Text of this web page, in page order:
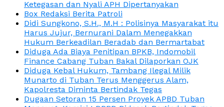
Ketegasan dan Nyali APH Dipertanyakan
Box Redaksi Berita Patroli
Didi Sungkono, S.H., M.H : Polisinya Masyarakat itu
Harus Jujur, Bernurani Dalam Menegakkan
Hukum Berkeadilan Beradab dan Bermartabat
Diduga Ada Biaya Penitipan BPKB, Indomobil
Finance Cabang Tuban Bakal Dilaporkan OJK
Diduga Kebal Hukum, Tambang Ilegal Milik
Munarto di Tuban Terus Menggerus Alam,
Kapolresta Diminta Bertindak Tegas
Dugaan Setoran 15 Persen Proyek APBD Tuban